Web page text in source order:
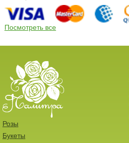
Посмотреть все
Розы
Букеты